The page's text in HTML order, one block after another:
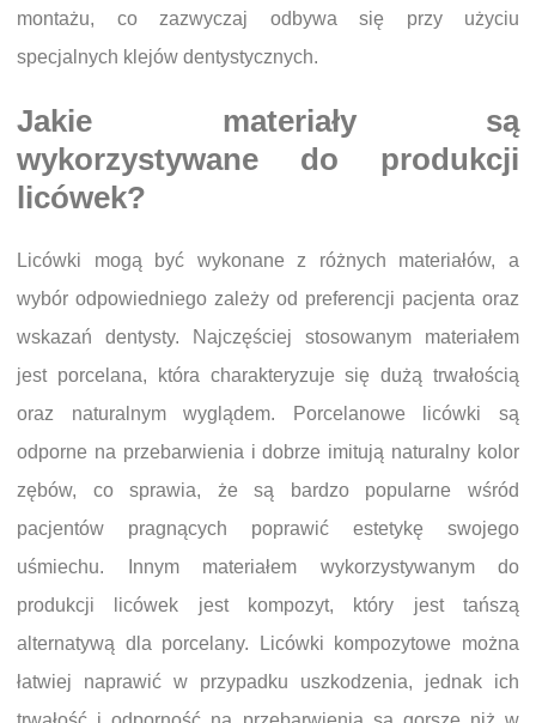
montażu, co zazwyczaj odbywa się przy użyciu
specjalnych klejów dentystycznych.
Jakie materiały są
wykorzystywane do produkcji
licówek?
Licówki mogą być wykonane z różnych materiałów, a
wybór odpowiedniego zależy od preferencji pacjenta oraz
wskazań dentysty. Najczęściej stosowanym materiałem
jest porcelana, która charakteryzuje się dużą trwałością
oraz naturalnym wyglądem. Porcelanowe licówki są
odporne na przebarwienia i dobrze imitują naturalny kolor
zębów, co sprawia, że są bardzo popularne wśród
pacjentów pragnących poprawić estetykę swojego
uśmiechu. Innym materiałem wykorzystywanym do
produkcji licówek jest kompozyt, który jest tańszą
alternatywą dla porcelany. Licówki kompozytowe można
łatwiej naprawić w przypadku uszkodzenia, jednak ich